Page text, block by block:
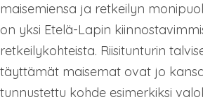
maisemiensa ja retkeilyn
on yksi Etelä-Lapin
retkeilykohteista. Riisitunturin
täyttämät maisemat ovat jo
tunnustettu kohde esimerkiksi